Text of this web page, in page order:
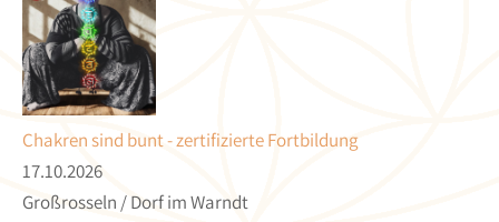
Chakren sind bunt - zertifizierte Fortbildung
17.10.2026
Großrosseln / Dorf im Warndt